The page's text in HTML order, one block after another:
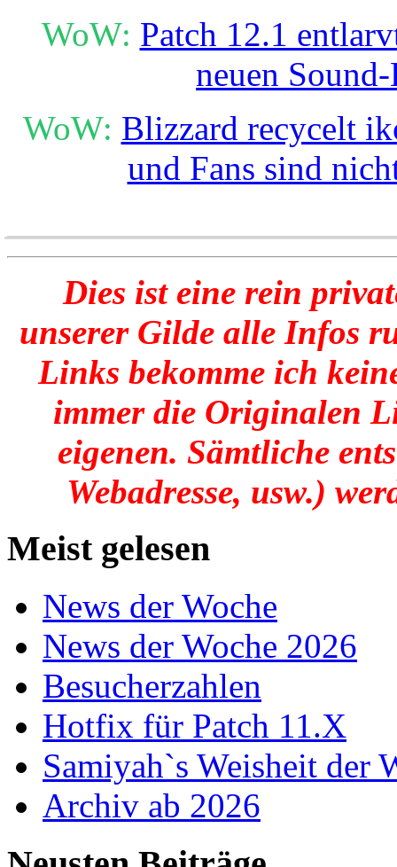
WoW: Patch 12.1
neuen
WoW: Blizzard recycelt
und Fans sind
Dies ist eine rein
unserer Gilde alle Infos
Links bekomme ich
immer die Originalen
eigenen. Sämtliche
Webadresse, usw.)
Meist gelesen
News der Woche
News der Woche 2026
Besucherzahlen
Hotfix für Patch 11.X
Samiyah`s Weisheit der
Archiv ab 2026